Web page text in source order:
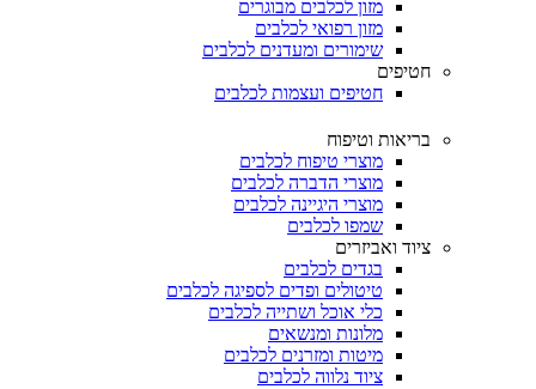
מזון לכלבים מבוגרים
מזון רפואי לכלבים
שימורים ומעדנים לכלבים
חטיפים
חטיפים ועצמות לכלבים
בריאות וטיפוח
מוצרי טיפוח לכלבים
מוצרי הדברה לכלבים
מוצרי היגיינה לכלבים
שמפו לכלבים
ציוד ואביזרים
בגדים לכלבים
טיטולים ופדים לספיגה לכלבים
כלי אוכל ושתייה לכלבים
מלונות ומנשאים
מיטות ומזרנים לכלבים
ציוד נלווה לכלבים